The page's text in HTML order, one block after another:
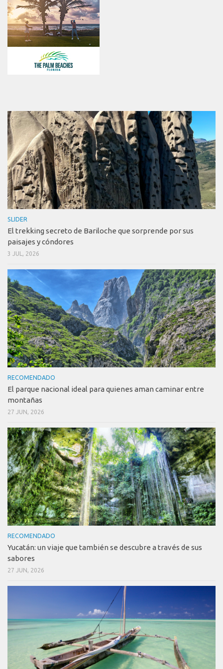
SLIDER
El trekking secreto de Bariloche que sorprende por sus
paisajes y cóndores
3 JUL, 2026
RECOMENDADO
El parque nacional ideal para quienes aman caminar entre
montañas
27 JUN, 2026
RECOMENDADO
Yucatán: un viaje que también se descubre a través de sus
sabores
27 JUN, 2026